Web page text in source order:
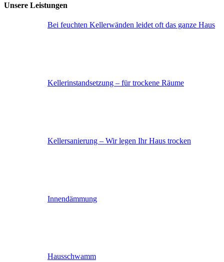
Unsere Leistungen
Bei feuchten Kellerwänden leidet oft das ganze Haus
Keller­instandsetzung – für trockene Räume
Keller­sanierung – Wir legen Ihr Haus trocken
Innendämmung
Hausschwamm